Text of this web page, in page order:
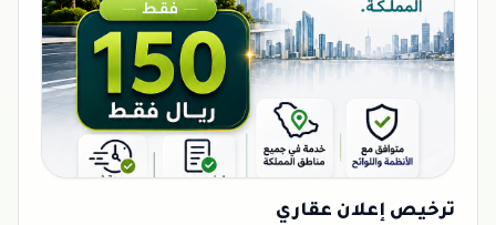
ترخيص إعلان عقاري